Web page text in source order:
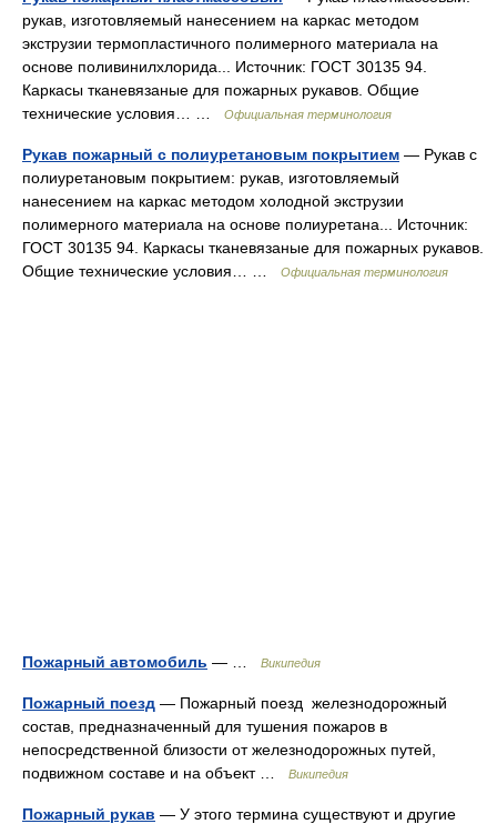
рукав, изготовляемый нанесением на каркас методом
экструзии термопластичного полимерного материала на
основе поливинилхлорида... Источник: ГОСТ 30135 94.
Каркасы тканевязаные для пожарных рукавов. Общие
технические условия… …
Официальная терминология
Рукав пожарный с полиуретановым покрытием — Рукав с
полиуретановым покрытием: рукав, изготовляемый
нанесением на каркас методом холодной экструзии
полимерного материала на основе полиуретана... Источник:
ГОСТ 30135 94. Каркасы тканевязаные для пожарных рукавов.
Общие технические условия… …
Официальная терминология
Пожарный автомобиль — … Википедия
Пожарный поезд — Пожарный поезд железнодорожный
состав, предназначенный для тушения пожаров в
непосредственной близости от железнодорожных путей,
подвижном составе и на объект …
Википедия
Пожарный рукав — У этого термина существуют и другие